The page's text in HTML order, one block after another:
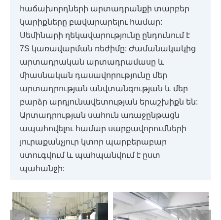
հաճախորդների արտադրանքի տարբեր
կարիքները բավարարելու համար:
Սեմինարի ղեկավարությունը ընդունում է
7S կառավարման ռեժիմը: Ժամանակակից
արտադրական արտադրամասը և
միասնական դասավորությունը մեր
արտադրության անվտանգության և մեր
բարձր արդյունավետության երաշխիքն են:
Արտադրության սահուն առաջընթացն
ապահովելու համար սարքավորումների
յուրաքանչյուր կտոր պարբերաբար
ստուգվում և պահպանվում է ըստ
պահանջի: